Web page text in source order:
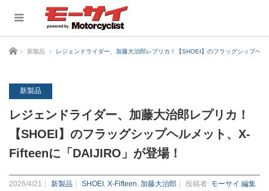
ホーム 新製品 レジェンドライダー、加藤大治郎レプリカ！【SHOEI】のフラッグシップヘ
新製品
レジェンドライダー、加藤大治郎レプリカ！
【SHOEI】のフラッグシップヘルメット、X-
Fifteenに「DAIJIRO」が登場！
2026/4/21 新製品 SHOEI X-Fifteen 加藤大治郎 投稿者: モーサイ 編集